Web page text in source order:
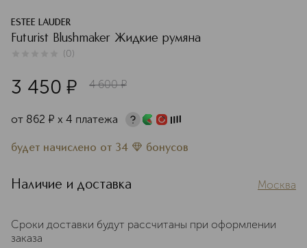
ESTEE LAUDER
Futurist Blushmaker Жидкие румяна
(0)
3 450 ¤ 4 600 ¤
от 862 ¤ х 4 платежа
будет начислено от 34 бонусов
Наличие и доставка Москва
Сроки доставки будут рассчитаны при оформлении
заказа